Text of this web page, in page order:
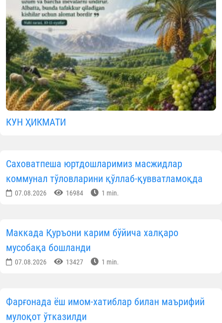
КУН ҲИКМАТИ
Саховатпеша юртдошларимиз масжидлар
коммунал тўловларини қўллаб-қувватламоқда
07.08.2026 16984 1 min.
Маккада Қуръони карим бўйича халқаро
мусобақа бошланди
07.08.2026 13427 1 min.
Фарғонада ёш имом-хатиблар билан маърифий
мулоқот ўтказилди